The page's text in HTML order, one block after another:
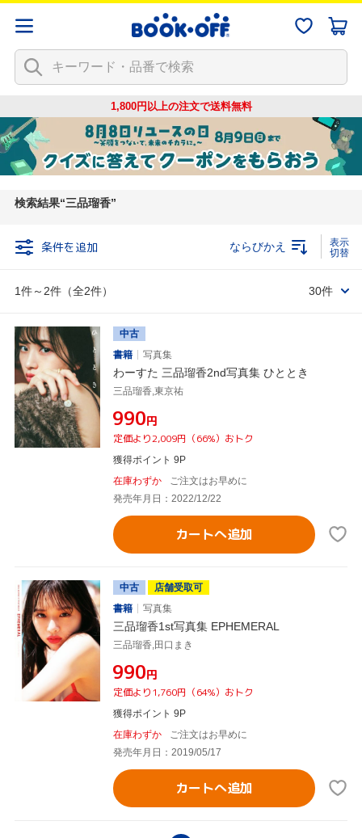
1,800円以上の注文で送料無料
検索結果 三品瑠香
条件を追加
1件～2件（全2件）
ならびかえ
30件
中古
書籍
写真集
わーすた 三品瑠香2nd写真集 ひととき
三品瑠香,東京祐
¥990円
定価より2,009円（66%）おトク
獲得ポイント 9P
在庫わずか
ご注文はお早めに
発売年月日：2022/12/22
カートへ追加
中古
店舗受取可
書籍
写真集
三品瑠香1st写真集 EPHEMERAL
三品瑠香,田口まき
¥990円
定価より1,760円（64%）おトク
獲得ポイント 9P
在庫わずか
ご注文はお早めに
発売年月日：2019/05/17
カートへ追加